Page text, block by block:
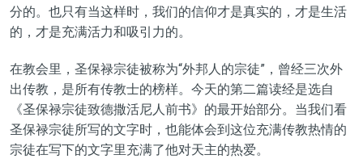
分的。也只有当这样时，我们的信仰才是真实的，才是生活
的，才是充满活力和吸引力的。
在教会里，圣保禄宗徒被称为“外邦人的宗徒”，曾经三次外
出传教，是所有传教士的榜样。今天的第二篇读经是选自
《圣保禄宗徒致德撒活尼人前书》的最开始部分。当我们看
圣保禄宗徒所写的文字时，也能体会到这位充满传教热情的
宗徒在写下的文字里充满了他对天主的热爱。